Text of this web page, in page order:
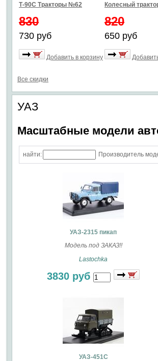
Т-90С Тракторы №62
830
730 руб
Добавить в корзину
Колесный
820
650 руб
Все скидки
УАЗ
Масштабные модели
найти: Производитель
УАЗ-2315 пикап
Модель под ЗАКАЗ!!
Lastochka
3830 руб
УАЗ-451С